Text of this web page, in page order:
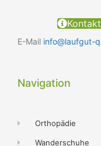
E-Mail info@laufgut-
Navigation
Orthopädie
Wanderschuhe